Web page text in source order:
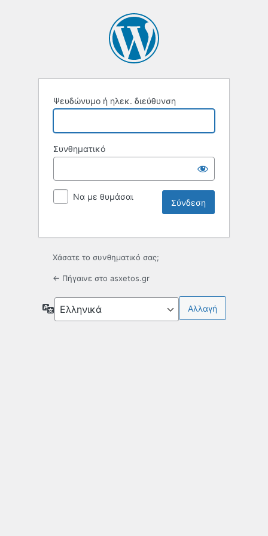
Ψευδώνυμο ή ηλεκ. διεύθυνση
Συνθηματικό
Να με θυμάσαι
Χάσατε το συνθηματικό σας;
← Πήγαινε στο asxetos.gr
Γλώσσα